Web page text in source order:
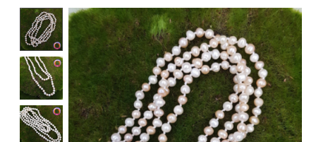
Product image slideshow Items